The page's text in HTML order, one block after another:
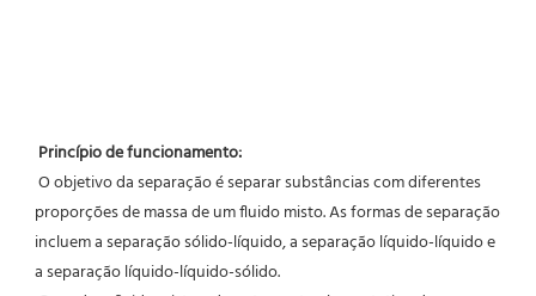
Princípio de funcionamento:
proporções de massa de um fluido misto. As formas de separação
incluem a separação sólido-líquido, a separação líquido-líquido e
a separação líquido-líquido-sólido.